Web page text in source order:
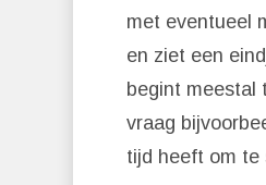
met eventueel
en ziet een
begint meestal
vraag
tijd heeft om te